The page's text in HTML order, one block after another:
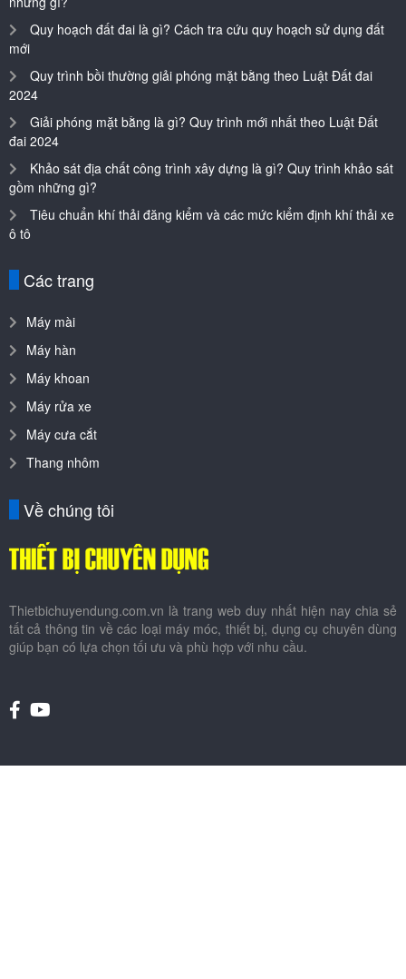
Quy hoạch đất đai là gì? Cách tra cứu quy hoạch sử dụng đất
mới
Quy trình bồi thường giải phóng mặt bằng theo Luật Đất đai
2024
Giải phóng mặt bằng là gì? Quy trình mới nhất theo Luật Đất
đai 2024
Khảo sát địa chất công trình xây dựng là gì? Quy trình khảo sát
gồm những gì?
Tiêu chuẩn khí thải đăng kiểm và các mức kiểm định khí thải xe
ô tô
Các trang
Máy mài
Máy hàn
Máy khoan
Máy rửa xe
Máy cưa cắt
Thang nhôm
Về chúng tôi
Thietbichuyendung.com.vn là trang web duy nhất hiện nay chia sẻ
tất cả thông tin về các loại máy móc, thiết bị, dụng cụ chuyên dùng
giúp bạn có lựa chọn tối ưu và phù hợp với nhu cầu.